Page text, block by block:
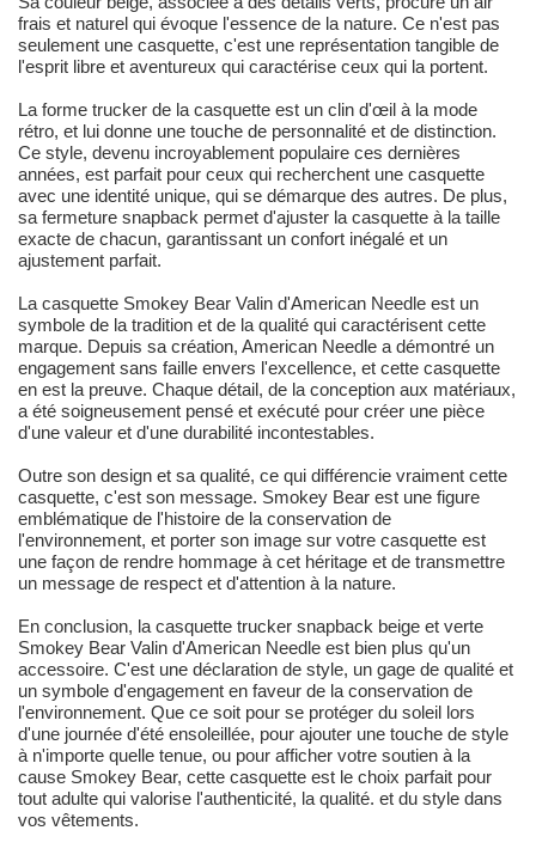
frais et naturel qui évoque l'essence de la nature. Ce n'est pas
seulement une casquette, c'est une représentation tangible de
l'esprit libre et aventureux qui caractérise ceux qui la portent.
La forme trucker de la casquette est un clin d'œil à la mode
rétro, et lui donne une touche de personnalité et de distinction.
Ce style, devenu incroyablement populaire ces dernières
années, est parfait pour ceux qui recherchent une casquette
avec une identité unique, qui se démarque des autres. De plus,
sa fermeture snapback permet d'ajuster la casquette à la taille
exacte de chacun, garantissant un confort inégalé et un
ajustement parfait.
La casquette Smokey Bear Valin d'American Needle est un
symbole de la tradition et de la qualité qui caractérisent cette
marque. Depuis sa création, American Needle a démontré un
engagement sans faille envers l'excellence, et cette casquette
en est la preuve. Chaque détail, de la conception aux matériaux,
a été soigneusement pensé et exécuté pour créer une pièce
d'une valeur et d'une durabilité incontestables.
Outre son design et sa qualité, ce qui différencie vraiment cette
casquette, c'est son message. Smokey Bear est une figure
emblématique de l'histoire de la conservation de
l'environnement, et porter son image sur votre casquette est
une façon de rendre hommage à cet héritage et de transmettre
un message de respect et d'attention à la nature.
En conclusion, la casquette trucker snapback beige et verte
Smokey Bear Valin d'American Needle est bien plus qu'un
accessoire. C'est une déclaration de style, un gage de qualité et
un symbole d'engagement en faveur de la conservation de
l'environnement. Que ce soit pour se protéger du soleil lors
d'une journée d'été ensoleillée, pour ajouter une touche de style
à n'importe quelle tenue, ou pour afficher votre soutien à la
cause Smokey Bear, cette casquette est le choix parfait pour
tout adulte qui valorise l'authenticité, la qualité. et du style dans
vos vêtements.